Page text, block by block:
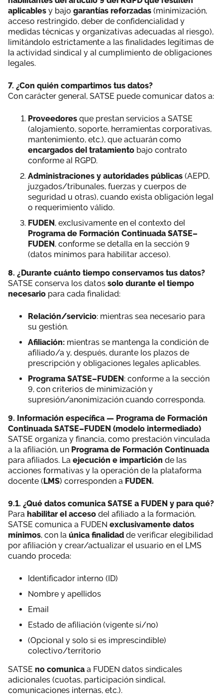
aplicables y bajo garantías reforzadas (minimización,
acceso restringido, deber de confidencialidad y
medidas técnicas y organizativas adecuadas al riesgo),
limitándolo estrictamente a las finalidades legítimas de
la actividad sindical y al cumplimiento de obligaciones
legales.
7. ¿Con quién compartimos tus datos?
Con carácter general, SATSE puede comunicar datos a:
Proveedores que prestan servicios a SATSE
(alojamiento, soporte, herramientas corporativas,
mantenimiento, etc.), que actuarán como
encargados del tratamiento bajo contrato
conforme al RGPD.
Administraciones y autoridades públicas (AEPD,
juzgados/tribunales, fuerzas y cuerpos de
seguridad u otras), cuando exista obligación legal
o requerimiento válido.
FUDEN, exclusivamente en el contexto del
Programa de Formación Continuada SATSE–
FUDEN, conforme se detalla en la sección 9
(datos mínimos para habilitar acceso).
8. ¿Durante cuánto tiempo conservamos tus datos?
SATSE conserva los datos solo durante el tiempo
necesario para cada finalidad:
Relación/servicio: mientras sea necesario para
su gestión.
Afiliación: mientras se mantenga la condición de
afiliado/a y, después, durante los plazos de
prescripción y obligaciones legales aplicables.
Programa SATSE–FUDEN: conforme a la sección
9, con criterios de minimización y
supresión/anonimización cuando corresponda.
9. Información específica — Programa de Formación
Continuada SATSE–FUDEN (modelo intermediado)
SATSE organiza y financia, como prestación vinculada
a la afiliación, un Programa de Formación Continuada
para afiliados. La ejecución e impartición de las
acciones formativas y la operación de la plataforma
docente (LMS) corresponden a FUDEN.
9.1. ¿Qué datos comunica SATSE a FUDEN y para qué?
Para habilitar el acceso del afiliado a la formación,
SATSE comunica a FUDEN exclusivamente datos
mínimos, con la única finalidad de verificar elegibilidad
por afiliación y crear/actualizar el usuario en el LMS
cuando proceda:
Identificador interno (ID)
Nombre y apellidos
Email
Estado de afiliación (vigente sí/no)
(Opcional y solo si es imprescindible)
colectivo/territorio
SATSE no comunica a FUDEN datos sindicales
adicionales (cuotas, participación sindical,
comunicaciones internas, etc.).